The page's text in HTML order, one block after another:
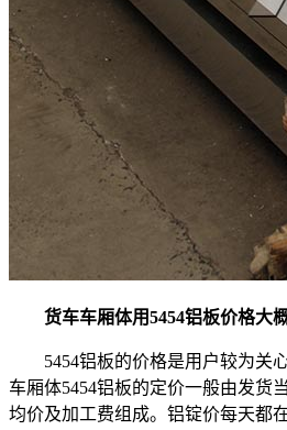
货车车厢体用5454铝板价格大
5454铝板的价格是用户较为关
车厢体5454铝板的定价一般由发货
均价及加工费组成。铝锭价每天都